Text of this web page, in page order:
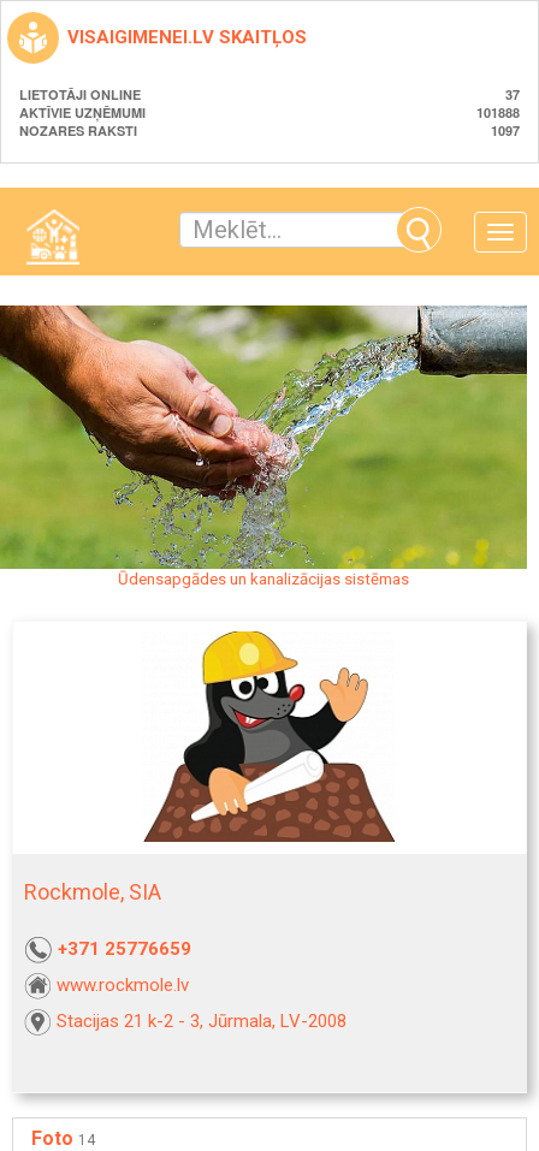
VISAIGIMENEI.LV SKAITĻOS
LIETOTĀJI ONLINE
37
AKTĪVIE UZŅĒMUMI
101888
NOZARES RAKSTI
1097
Toggle
Ūdensapgādes un kanalizācijas sistēmas
Rockmole, SIA
+371 25776659
www.rockmole.lv
Stacijas 21 k-2 - 3, Jūrmala, LV-2008
Foto 14